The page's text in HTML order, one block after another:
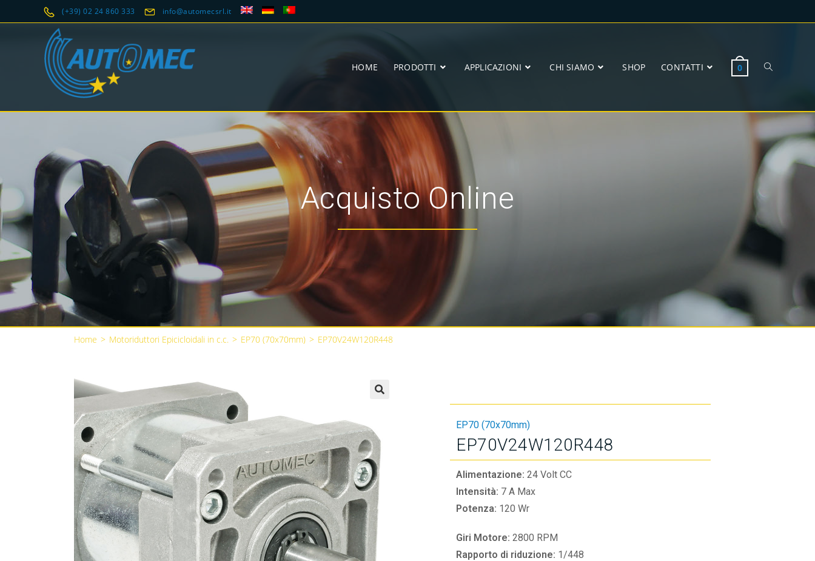
(+39) 02 24 860 333 info@automecsrl.it
HOME PRODOTTI APPLICAZIONI CHI SIAMO SHOP CONTATTI 0
Acquisto Online
Home > Motoriduttori Epicicloidali in c.c. > EP70 (70x70mm) > EP70V24W120R448
EP70 (70x70mm)
EP70V24W120R448
Alimentazione: 24 Volt CC
Intensità: 7 A Max
Potenza: 120 Wr
Giri Motore: 2800 RPM
Rapporto di riduzione: 1/448